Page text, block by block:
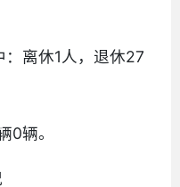
离休1人，退休27
0辆。